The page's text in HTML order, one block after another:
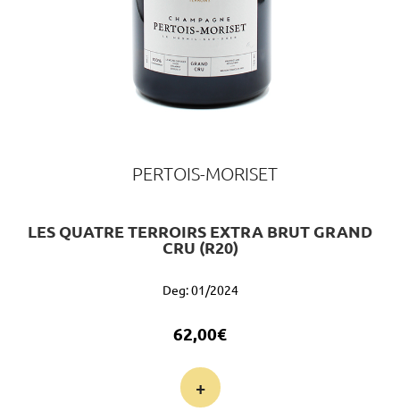
PERTOIS-MORISET
LES QUATRE TERROIRS EXTRA BRUT GRAND
CRU (R20)
Deg: 01/2024
62,00€
+